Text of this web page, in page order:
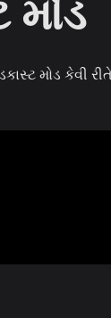
મોડ કેવી